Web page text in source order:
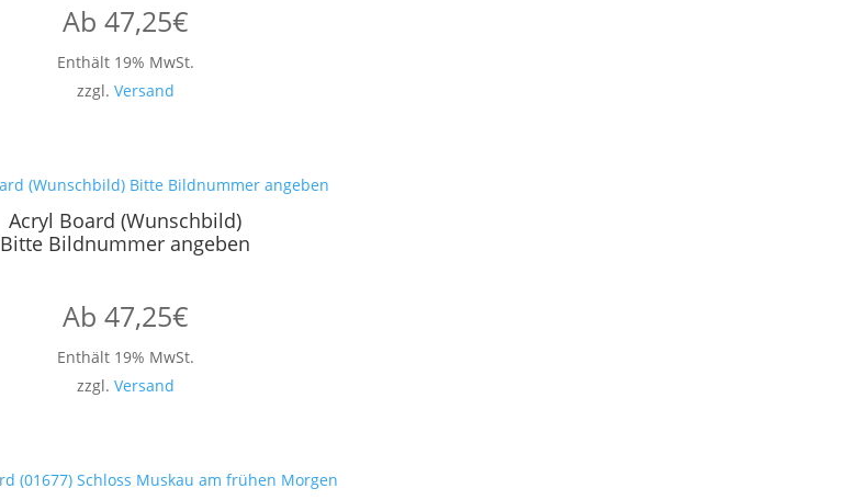
Ab 47,25€
Enthält 19% MwSt.
zzgl. Versand
Acryl Board (Wunschbild)
Bitte Bildnummer angeben
Ab 47,25€
Enthält 19% MwSt.
zzgl. Versand